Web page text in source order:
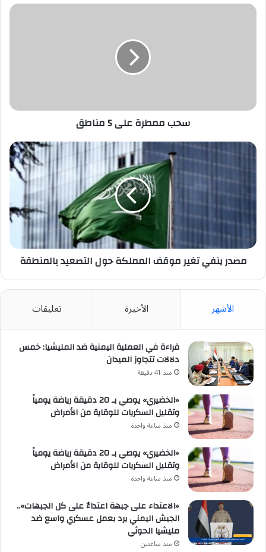
سحب
سحب ممطرة على 5 مناطق
مصدر
ينفي
تغير
موقف
المملكة
حول
التصعيد
بالمنطقة
مصدر ينفي تغير موقف المملكة حول التصعيد بالمنطقة
الأشهر الأخيرة تعليقات
قراءة في العملية اليمنية ضد المليشيا: خمس
دلالات تتجاوز الميدان
منذ 41 دقيقة
«الخضيري» يوصي بـ 20 دقيقة رياضة يومياً
وتقليل السكريات للوقاية من الأمراض
منذ ساعة واحدة
«الخضيري» يوصي بـ 20 دقيقة رياضة يومياً
وتقليل السكريات للوقاية من الأمراض
منذ ساعة واحدة
«الاعتداء على جبهة اعتداءٌ على كل الجبهات»..
الجيش اليمني يرد بعمل عسكري واسع ضد
مليشيا الحوثي
منذ ساعتين